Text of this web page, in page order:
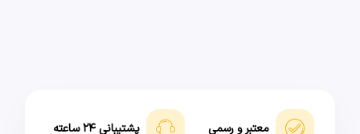
معتبر و رسمی پشتیبانی ۲۴ ساعته